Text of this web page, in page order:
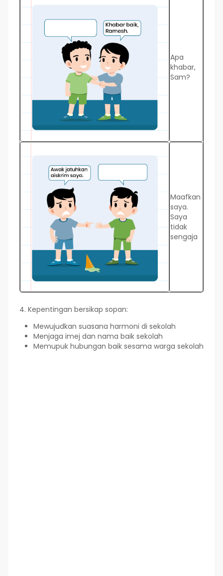
Apa
khabar,
Sam?
Maafkan
saya.
Saya
tidak
sengaja
4. Kepentingan bersikap sopan:
Mewujudkan suasana harmoni di sekolah
Menjaga imej dan nama baik sekolah
Memupuk hubungan baik sesama warga sekolah